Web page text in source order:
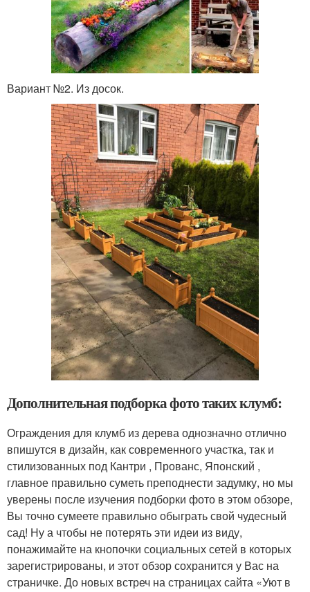
Вариант №2. Из досок.
Дополнительная подборка фото таких клумб:
Ограждения для клумб из дерева однозначно отлично
впишутся в дизайн, как современного участка, так и
стилизованных под Кантри , Прованс, Японский ,
главное правильно суметь преподнести задумку, но мы
уверены после изучения подборки фото в этом обзоре,
Вы точно сумеете правильно обыграть свой чудесный
сад! Ну а чтобы не потерять эти идеи из виду,
понажимайте на кнопочки социальных сетей в которых
зарегистрированы, и этот обзор сохранится у Вас на
страничке. До новых встреч на страницах сайта «Уют в